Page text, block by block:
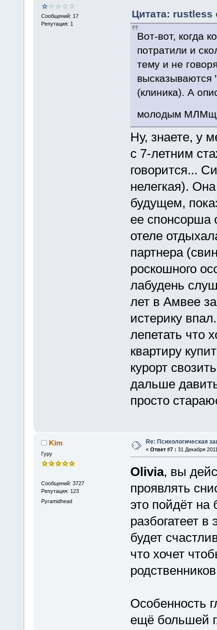
Сообщений: 17
Репутация: 1
Цитата: rustless
Вот-вот, когда
потратили и
тему и не
высказываются
(клиника). А
молодым
Ну, знаете, у
с 7-летним
говорится...
нелегкая).
будущем,
ее спонсорша
отеле
партнера
роскошного
лабудень
лет в Амвее
истерику
лепетать что
квартиру
курорт
дальше
просто
Kim
Гуру
Сообщений: 3727
Репутация: 123
Pyramidhead
Re: Психологическая
« Ответ #7 : 31 Декабря
Olivia, вы
проявлять
это пойдёт на
разбогатеет
будет
что хочет
Особенность
ещё большей